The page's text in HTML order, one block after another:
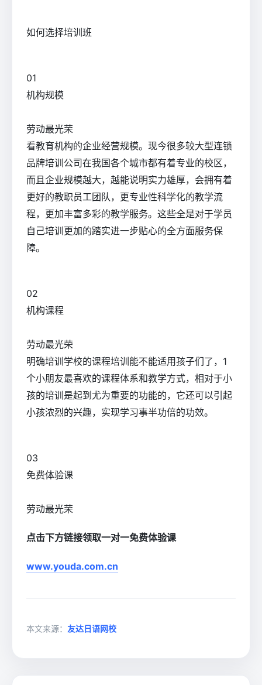
如何选择培训班
01
机构规模
劳动最光荣
看教育机构的企业经营规模。现今很多较大型连锁
品牌培训公司在我国各个城市都有着专业的校区，
而且企业规模越大，越能说明实力雄厚，会拥有着
更好的教职员工团队，更专业性科学化的教学流
程，更加丰富多彩的教学服务。这些全是对于学员
自己培训更加的踏实进一步贴心的全方面服务保
障。
02
机构课程
劳动最光荣
明确培训学校的课程培训能不能适用孩子们了，1
个小朋友最喜欢的课程体系和教学方式，相对于小
孩的培训是起到尤为重要的功能的，它还可以引起
小孩浓烈的兴趣，实现学习事半功倍的功效。
03
免费体验课
劳动最光荣
点击下方链接领取一对一免费体验课
www.youda.com.cn
本文来源： 友达日语网校